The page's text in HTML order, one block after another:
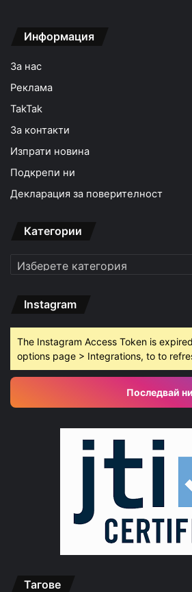
Информация
За нас
Реклама
TakTak
За контакти
Изпрати новина
Подкрепи ни
Декларация за поверителност
Категории
Категории
Instagram
The Instagram Access Token is
options page > Integrations, to to
Последвай ни
Тагове